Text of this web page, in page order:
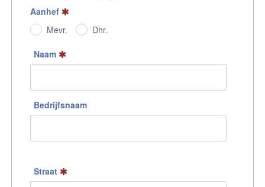
Aanhef
Mevr.
Dhr.
Naam
Bedrijfsnaam
Straat